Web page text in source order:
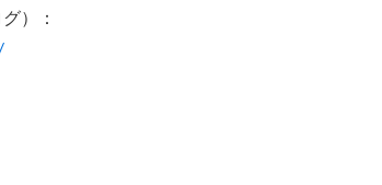
）：